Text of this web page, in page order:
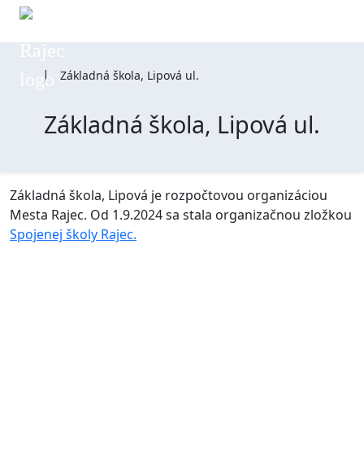
Prejsť na hlavičku stránky
Prejsť na hlavnú navigáciu stránky
Prejsť na drobečkovú navigáciu
Prejsť na obsah stránky
Prejsť na pätu stránky
| Základná škola, Lipová ul.
Základná škola, Lipová ul.
Základná škola, Lipová je rozpočtovou organizáciou
Mesta Rajec. Od 1.9.2024 sa stala organizačnou zložkou
Spojenej školy Rajec.